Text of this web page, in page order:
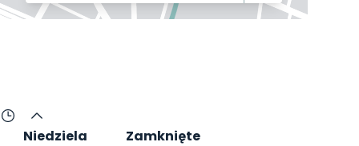
Niedziela
Zamknięte